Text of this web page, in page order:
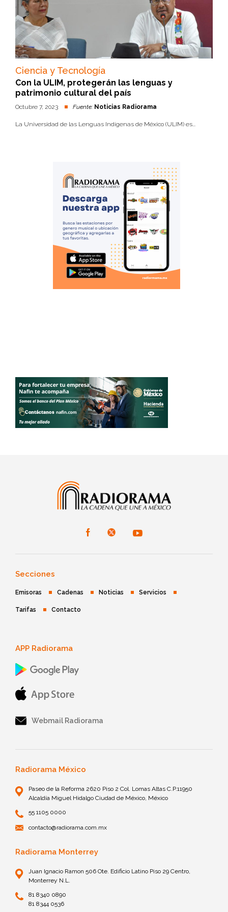
Ciencia y Tecnología
Con la ULIM, protegerán las lenguas y
patrimonio cultural del país
Octubre 7, 2023 Fuente: Noticias Radiorama
La Universidad de las Lenguas Indígenas de México (ULIM) es...
Secciones
Emisoras Cadenas Noticias Servicios
Tarifas Contacto
APP Radiorama
Webmail Radiorama
Radiorama México
Paseo de la Reforma 2620 Piso 2 Col. Lomas Altas C.P.11950
Alcaldía Miguel Hidalgo Ciudad de México, México
55 1105 0000
contacto@radiorama.com.mx
Radiorama Monterrey
Juan Ignacio Ramon 506 Ote. Edificio Latino Piso 29 Centro,
Monterrey N.L.
81 8340 0890
81 8344 0536